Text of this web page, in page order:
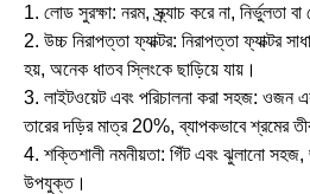
1. লোড সুরক্ষা: নরম, স্ক্র্যাচ করে না, নির্ভুলতা
2. উচ্চ নিরাপত্তা ফ্যাক্টর: নিরাপত্তা ফ্যাক্টর
হয়, অনেক ধাতব স্লিংকে ছাড়িয়ে যায়।
3. লাইটওয়েট এবং পরিচালনা করা সহজ: ওজন
তারের দড়ির মাত্র 20%, ব্যাপকভাবে শ্রমের
4. শক্তিশালী নমনীয়তা: গিঁট এবং ঝুলানো
উপযুক্ত।